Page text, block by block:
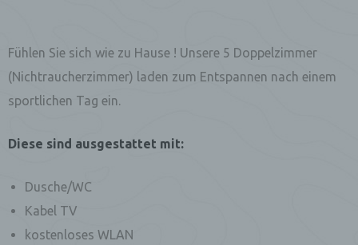
Fühlen Sie sich wie zu Hause ! Unsere 5 Doppelzimmer
(Nichtraucherzimmer) laden zum Entspannen nach einem
sportlichen Tag ein.
Diese sind ausgestattet mit:
Dusche/WC
Kabel TV
kostenloses WLAN